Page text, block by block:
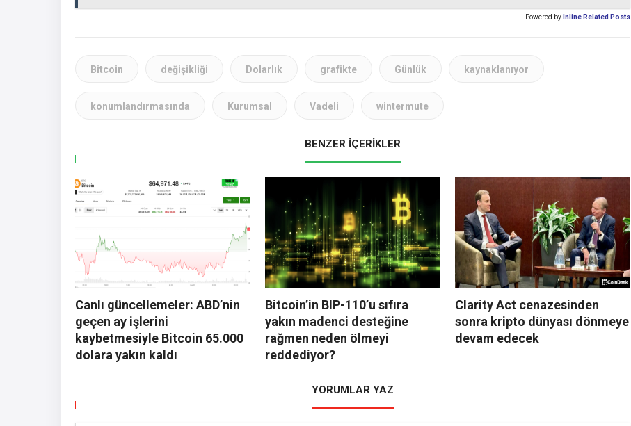
Powered by Inline Related Posts
Bitcoin değişikliği Dolarlık grafikte Günlük kaynaklanıyor
konumlandırmasında Kurumsal Vadeli wintermute
BENZER İÇERİKLER
Canlı güncellemeler: ABD’nin
geçen ay işlerini
kaybetmesiyle Bitcoin 65.000
dolara yakın kaldı
Bitcoin’in BIP-110’u sıfıra
yakın madenci desteğine
rağmen neden ölmeyi
reddediyor?
Clarity Act cenazesinden
sonra kripto dünyası dönmeye
devam edecek
YORUMLAR YAZ